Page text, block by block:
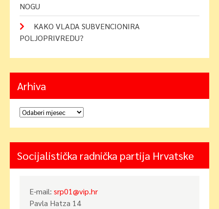
NOGU
KAKO VLADA SUBVENCIONIRA
POLJOPRIVREDU?
Arhiva
Arhiva
Socijalistička radnička partija Hrvatske
E-mail: srp01@vip.hr
Pavla Hatza 14